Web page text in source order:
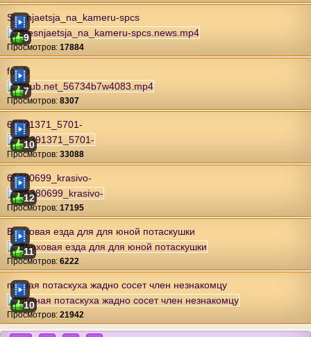
Stesnjaetsja_na_kameru-spcs
9
Проcмотров: 17884
fotub
7
Проcмотров: 8307
65391371_5701-
10
Проcмотров: 33088
65380699_krasivo-
12
Проcмотров: 17195
Верховая езда для для юной потаскушки
11
Проcмотров: 6222
пьяная потаскуха жадно сосет член незнакомцу
10
Проcмотров: 21942